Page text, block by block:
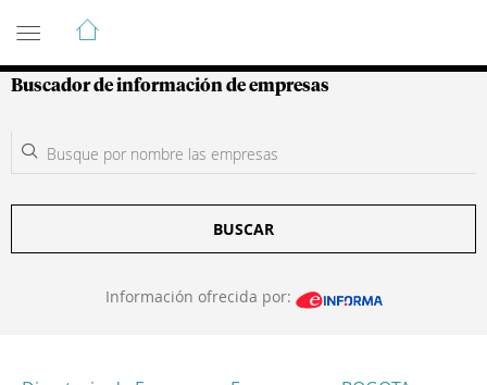
Guía de Empresas Colombianas
Buscador de información de empresas
BUSCAR
Información ofrecida por: